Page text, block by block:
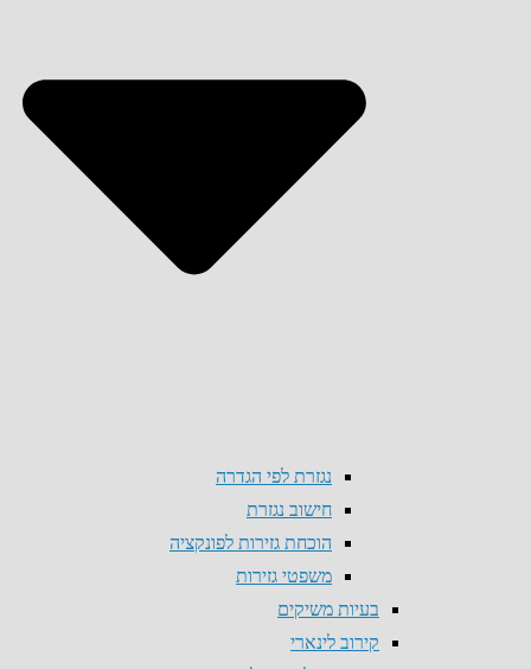
נגזרת לפי הגדרה
חישוב נגזרת
הוכחת גזירות לפונקציה
משפטי גזירות
בעיות משיקים
קירוב לינארי